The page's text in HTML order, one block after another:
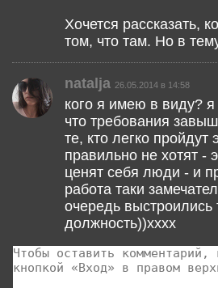
Хочется рассказать,
том, что там. Но в
natalja 26.05.2014 в 14:58
кого я имею в виду?
что требования
те, кто легко пройдут
правильно не хотят -
ценят себя люди - и
работа таки
очередь выстроились
должность))хххх